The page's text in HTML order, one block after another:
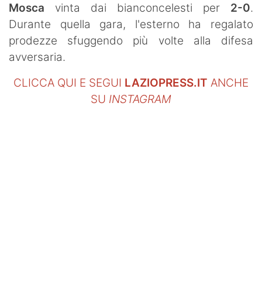
Mosca vinta dai bianconcelesti per 2-0.
Durante quella gara, l'esterno ha regalato
prodezze sfuggendo più volte alla difesa
avversaria.
CLICCA QUI E SEGUI LAZIOPRESS.IT ANCHE
SU INSTAGRAM